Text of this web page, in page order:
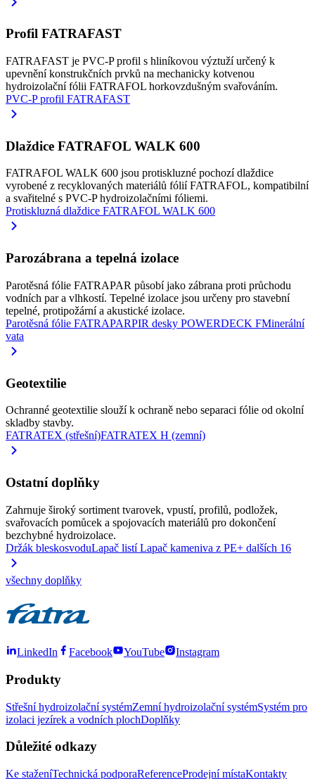
Profil FATRAFAST
FATRAFAST je PVC-P profil s hliníkovou výztuží určený k
upevnění konstrukčních prvků na mechanicky kotvenou
hydroizolační fólii FATRAFOL horkovzdušným svařováním.
PVC-P profil FATRAFAST
Dlaždice FATRAFOL WALK 600
FATRAFOL WALK 600 jsou protiskluzné pochozí dlaždice
vyrobené z recyklovaných materiálů fólií FATRAFOL, kompatibilní
a svařitelné s PVC-P hydroizolačními fóliemi.
Protiskluzná dlaždice FATRAFOL WALK 600
Parozábrana a tepelná izolace
Parotěsná fólie FATRAPAR působí jako zábrana proti průchodu
vodních par a vlhkostí. Tepelné izolace jsou určeny pro stavební
tepelné, protipožární a akustické izolace.
Parotěsná fólie FATRAPARPIR desky POWERDECK FMinerální
vata
Geotextilie
Ochranné geotextilie slouží k ochraně nebo separaci fólie od okolní
skladby stavby.
FATRATEX (střešní)FATRATEX H (zemní)
Ostatní doplňky
Zahrnuje široký sortiment tvarovek, vpustí, profilů, podložek,
svařovacích pomůcek a spojovacích materiálů pro dokončení
bezchybné hydroizolace.
Držák bleskosvoduLapač listíLapač kameniva z PE+ dalších 16
všechny doplňky
LinkedIn Facebook YouTube Instagram
Produkty
Střešní hydroizolační systémZemní hydroizolační systémSystém pro
izolaci jezírek a vodních plochDoplňky
Důležité odkazy
Ke staženíTechnická podporaReferenceProdejní místaKontakty